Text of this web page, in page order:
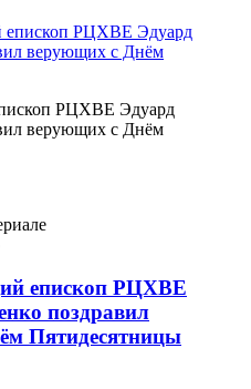
РЦХВЕ Эдуард
верующих с Днём
епископ РЦХВЕ
поздравил
Пятидесятницы